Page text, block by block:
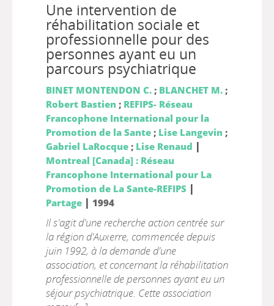
Une intervention de
réhabilitation sociale et
professionnelle pour des
personnes ayant eu un
parcours psychiatrique
BINET MONTENDON C.; BLANCHET M.;
Robert Bastien ; REFIPS- Réseau
Francophone International pour la
Promotion de la Sante; Lise Langevin ;
Gabriel LaRocque; Lise Renaud |
Montreal [Canada] : Réseau
Francophone International pour La
Promotion de La Sante-REFIPS |
Partage| 1994
Il s'agit d'une recherche action centrée sur
la région d'Auxerre, commencée depuis
juin 1992, à la demande d'une
association, et concernant la réhabilitation
professionnelle de personnes ayant eu un
séjour psychiatrique. Cette association